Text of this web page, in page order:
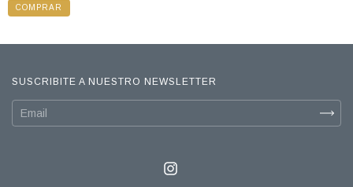
COMPRAR
SUSCRIBITE A NUESTRO NEWSLETTER